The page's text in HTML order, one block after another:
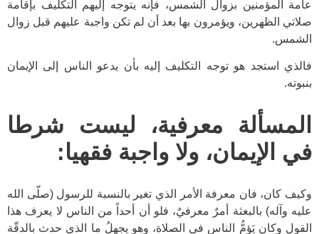
عامة المؤمنين بزوال الشمس، فإنه يتوجه إليهم التكليف بإقامة
صلاتي الظهرين، ويؤمرون بها بعد أن لم تكن واجبة عليهم قبل زوال
الشمس.
فالذي استجد هو توجه التكليف إليه بأن يدعو الناس إلى الإيمان
بنبوته.
المسألة معرفية، ليست شرطا
في الإيمان، ولا واجبة فقهيا:
وكيف كان، فان معرفة الأمر الذي تغير بالنسبة للرسول (صلّى الله
عليه وآله) بالبعثة أمرٌ معرفيٌ، فلو أن أحداً من الناس لا يعرف هذا
القول وكان يَؤمُّ الناس في الصلاة، وهو يجهلُ ما الذي حدث بالدقّة